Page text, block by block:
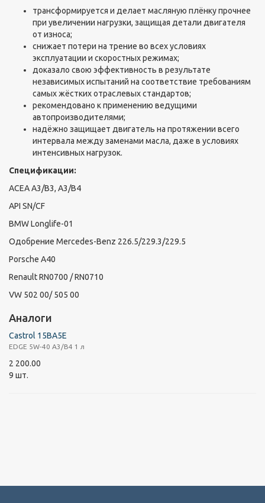
трансформируется и делает масляную плёнку прочнее
при увеличении нагрузки, защищая детали двигателя
от износа;
снижает потери на трение во всех условиях
эксплуатации и скоростных режимах;
доказало свою эффективность в результате
независимых испытаний на соответствие требованиям
самых жёстких отраслевых стандартов;
рекомендовано к применению ведущими
автопроизводителями;
надёжно защищает двигатель на протяжении всего
интервала между заменами масла, даже в условиях
интенсивных нагрузок.
Спецификации:
ACEA A3/B3, A3/B4
API SN/CF
BMW Longlife-01
Одобрение Mercedes-Benz 226.5/229.3/229.5
Porsche A40
Renault RN0700 / RN0710
VW 502 00/ 505 00
Аналоги
Castrol 15BA5E
EDGE 5W-40 A3/B4 1 л
2 200.00
9 шт.